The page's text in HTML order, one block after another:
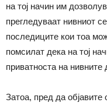
на тој начин им
прегледуваат нивниот
последиците кои тоа
помсилат дека на тој
приватноста на нивните
Затоа, пред да